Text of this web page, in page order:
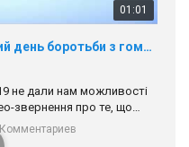
01:01
17 травня IDAHO. Міжнародний день боротьби з гомофобією трансфобією і біфобія.
не дали нам можливості
звернення про те, що
можемо зустрінеться, ми
цінності рівності та